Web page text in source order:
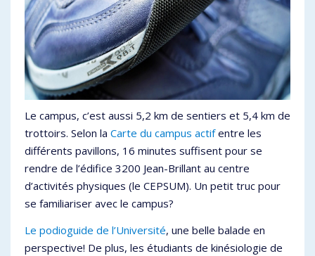
Le campus, c’est aussi 5,2 km de sentiers et 5,4 km de
trottoirs. Selon la Carte du campus actifentre les
différents pavillons, 16 minutes suffisent pour se
rendre de l’édifice 3200 Jean-Brillant au centre
d’activités physiques (le CEPSUM). Un petit truc pour
se familiariser avec le campus?
Le podioguide de l’Université, une belle balade en
perspective! De plus, les étudiants de kinésiologie de